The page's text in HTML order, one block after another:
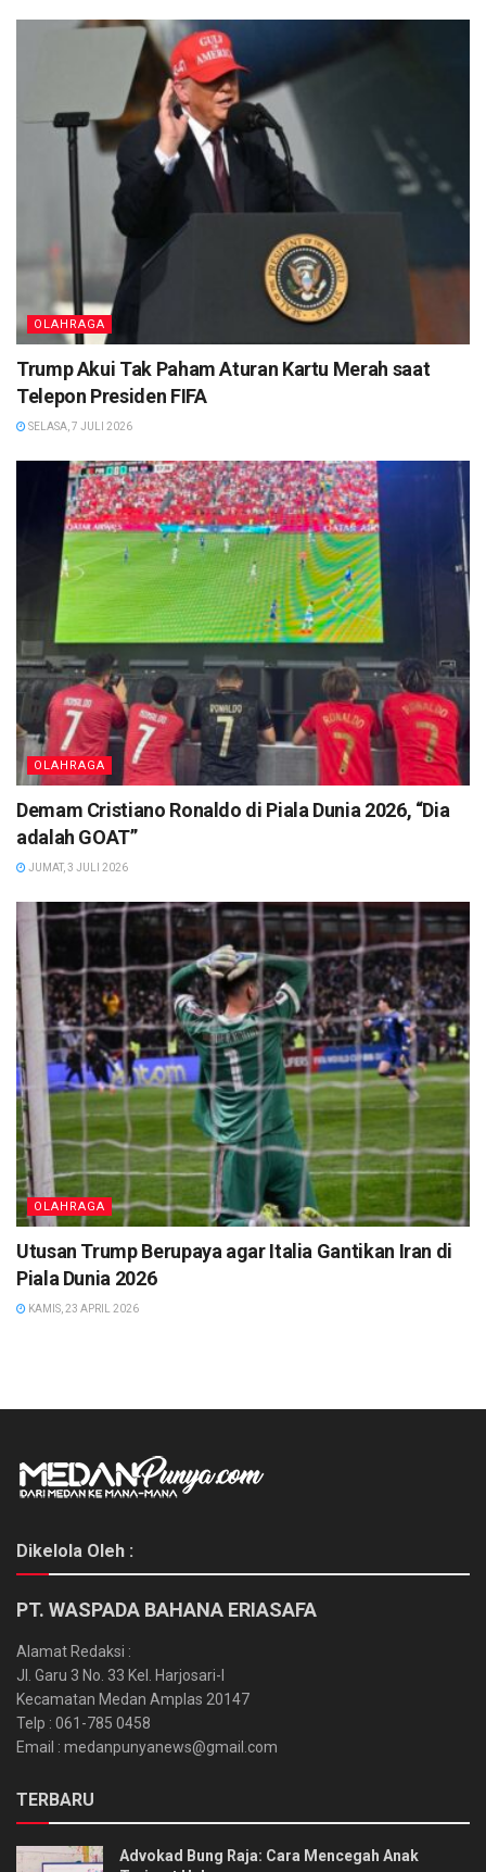
OLAHRAGA
Trump Akui Tak Paham Aturan Kartu Merah saat
Telepon Presiden FIFA
SELASA, 7 JULI 2026
OLAHRAGA
Demam Cristiano Ronaldo di Piala Dunia 2026, “Dia
adalah GOAT”
JUMAT, 3 JULI 2026
OLAHRAGA
Utusan Trump Berupaya agar Italia Gantikan Iran di
Piala Dunia 2026
KAMIS, 23 APRIL 2026
Dikelola Oleh :
PT. WASPADA BAHANA ERIASAFA
Alamat Redaksi :
Jl. Garu 3 No. 33 Kel. Harjosari-I
Kecamatan Medan Amplas 20147
Telp : 061-785 0458
Email : medanpunyanews@gmail.com
TERBARU
Advokad Bung Raja: Cara Mencegah Anak